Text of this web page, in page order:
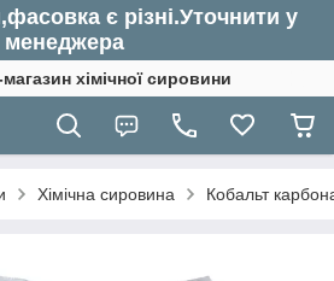
є різні.Уточнити у
менеджера
хімічної сировини
Хімічна сировина Кобальт